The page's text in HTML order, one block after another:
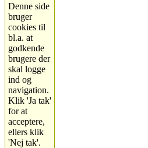
Denne side
bruger
cookies til
bl.a. at
godkende
brugere der
skal logge
ind og
navigation.
Klik 'Ja tak'
for at
acceptere,
ellers klik
'Nej tak'.